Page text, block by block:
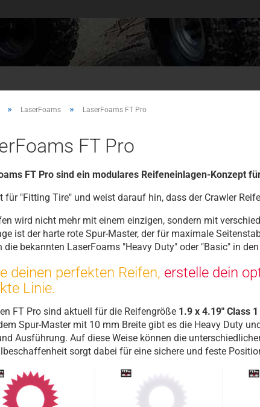
» LaserFoams » LaserFoams FT Pro
FT Pro
FT Pro sind ein modulares Reifeneinlagen-Konzept
für "Fitting Tire" und weist darauf hin, dass der Crawler
wird nicht mehr mit einem einzigen, sondern mit
ist der harte rote Spur-Master, der für maximale
die bekannten LaserFoams "Heavy Duty" oder "Basic" in
deinen perfekten Reifen, erstelle dein
Linie.
FT Pro sind aktuell für die Reifengröße 1.9 x 4.19" Class 1
Spur-Master mit 10 mm Breite gibt es die Heavy Duty
Ausführung. Auf diese Weise können die
sorgt dabei für eine sichere und feste